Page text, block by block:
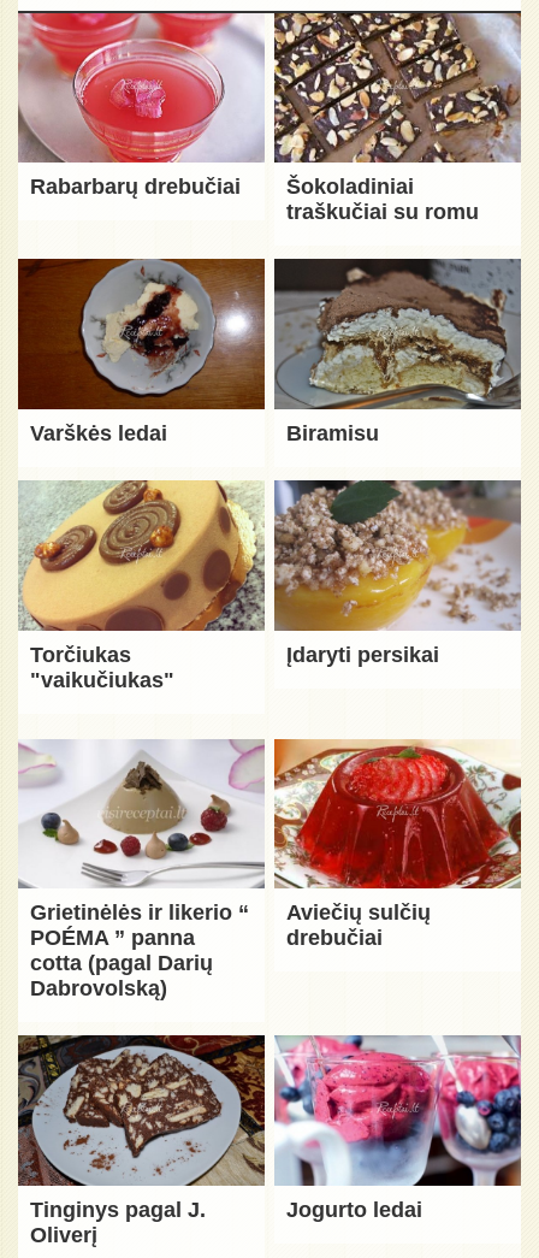
Rabarbarų drebučiai
Šokoladiniai
traškučiai su romu
Varškės ledai Biramisu
Torčiukas
"vaikučiukas"
Įdaryti persikai
Grietinėlės ir likerio “
POÉMA ” panna
cotta (pagal Darių
Dabrovolską)
Aviečių sulčių
drebučiai
Tinginys pagal J.
Oliverį
Jogurto ledai